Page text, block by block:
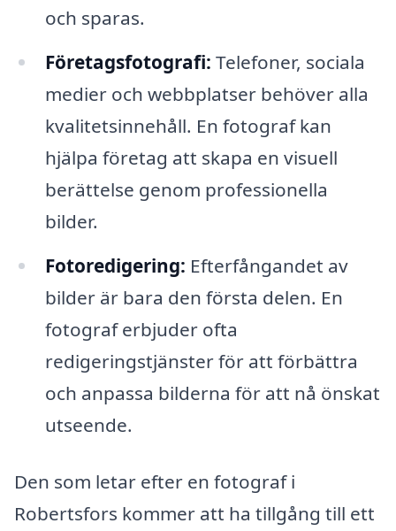
och sparas.
Företagsfotografi: Telefoner, sociala
medier och webbplatser behöver alla
kvalitetsinnehåll. En fotograf kan
hjälpa företag att skapa en visuell
berättelse genom professionella
bilder.
Fotoredigering: Efterfångandet av
bilder är bara den första delen. En
fotograf erbjuder ofta
redigeringstjänster för att förbättra
och anpassa bilderna för att nå önskat
utseende.
Den som letar efter en fotograf i
Robertsfors kommer att ha tillgång till ett